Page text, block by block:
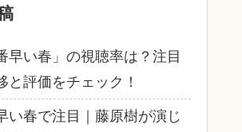
早い春」の視聴率は？注目
と評価をチェック！
い春で注目｜藤原樹が演じ